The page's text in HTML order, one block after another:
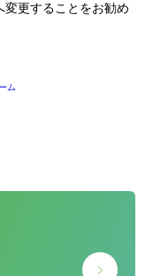
更することをお勧め
ム